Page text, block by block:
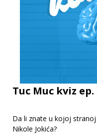
Tuc Muc kviz ep.
Da li znate u kojoj
Nikole Jokića?